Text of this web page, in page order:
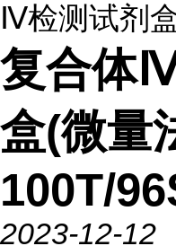
Ⅳ检测试剂
复合体
盒(微量
100T/
2023-12-12